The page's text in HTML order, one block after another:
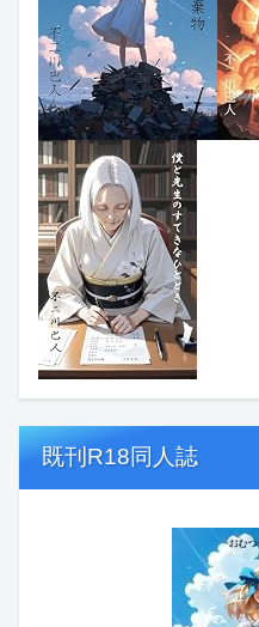
既刊R18同人誌